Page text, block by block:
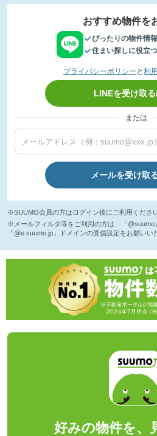
おすすめ物件を
ぴったりの物件情
住まい探しに役立
プライバシーポリシー と 利
LINEを受け取
または
メールを受け取
※SUUMO会員の方はログイン後にご利用ください
※メールフィルタ等をご利用の方は、「
「@e.suumo.jp」ドメインの受信設定をお願いい
好みの物件を、